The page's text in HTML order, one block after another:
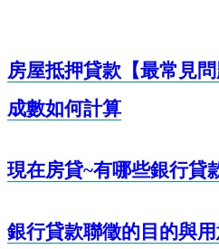
房屋抵押貸款【最常見
成數如何計算
現在房貸~有哪些銀行貸
銀行貸款聯徵的目的與